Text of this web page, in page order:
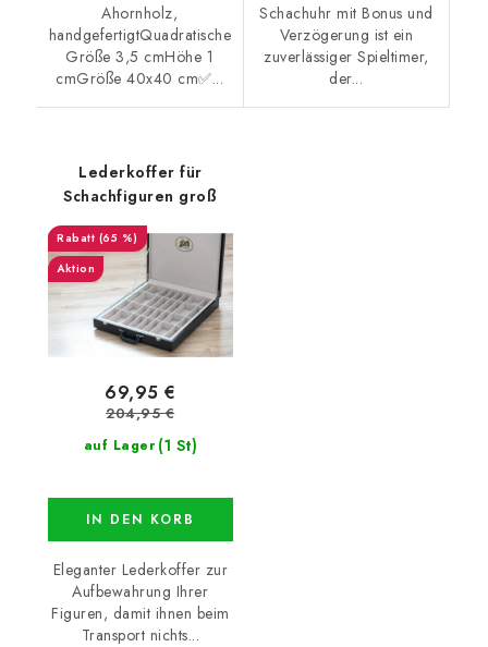
Ahornholz,
handgefertigtQuadratische
Größe 3,5 cmHöhe 1
cmGröße 40x40 cm✅...
Schachuhr mit Bonus und
Verzögerung ist ein
zuverlässiger Spieltimer,
der...
Lederkoffer für
Schachfiguren groß
(65 %)
Aktion
auf Lager (1 St)
69,95 €
204,95 €
IN DEN KORB
Eleganter Lederkoffer zur
Aufbewahrung Ihrer
Figuren, damit ihnen beim
Transport nichts...